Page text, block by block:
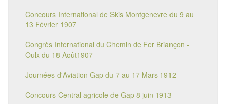
Concours International de Skis Montgenevre du 9 au
13 Février 1907
Congrès International du Chemin de Fer Briançon -
Oulx du 18 Août1907
Journées d'Aviation Gap du 7 au 17 Mars 1912
Concours Central agricole de Gap 8 juin 1913